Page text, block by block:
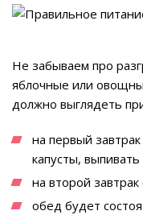
Не забываем про
яблочные или
должно выглядеть
на первый
капусты,
на второй
обед будет